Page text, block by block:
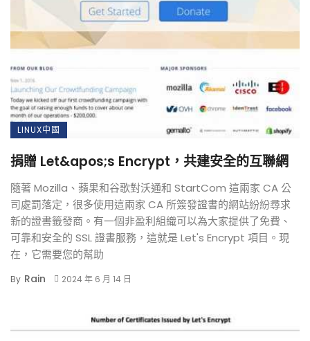
LINUX中國
捐贈 Let&apos;s Encrypt，共建安全的互聯網
隨著 Mozilla、蘋果和谷歌對沃通和 StartCom 這兩家 CA 公
司處罰落定，很多使用這兩家 CA 所簽發證書的網站紛紛尋求
新的證書籤發商。有一個非盈利組織可以為大家提供了免費、
可靠和安全的 SSL 證書服務，這就是 Let's Encrypt 項目。現
在，它需要您的幫助
By Rain 2024 年 6 月 14 日